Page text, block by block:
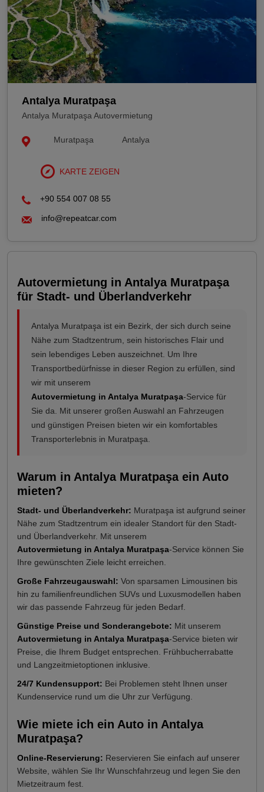
Autovermietung in Antalya Muratpaşa
für Stadt- und Überlandverkehr
Antalya Muratpaşa ist ein Bezirk, der sich durch seine
Nähe zum Stadtzentrum, sein historisches Flair und
sein lebendiges Leben auszeichnet. Um Ihre
Transportbedürfnisse in dieser Region zu erfüllen, sind
wir mit unserem
Autovermietung in Antalya Muratpaşa-Service für
Sie da. Mit unserer großen Auswahl an Fahrzeugen
und günstigen Preisen bieten wir ein komfortables
Transporterlebnis in Muratpaşa.
Warum in Antalya Muratpaşa ein Auto
mieten?
Stadt- und Überlandverkehr: Muratpaşa ist aufgrund seiner
Nähe zum Stadtzentrum ein idealer Standort für den Stadt-
und Überlandverkehr. Mit unserem
Autovermietung in Antalya Muratpaşa-Service können Sie
Ihre gewünschten Ziele leicht erreichen.
Große Fahrzeugauswahl: Von sparsamen Limousinen bis
hin zu familienfreundlichen SUVs und Luxusmodellen haben
wir das passende Fahrzeug für jeden Bedarf.
Günstige Preise und Sonderangebote: Mit unserem
Autovermietung in Antalya Muratpaşa-Service bieten wir
Preise, die Ihrem Budget entsprechen. Frühbucherrabatte
und Langzeitmietoptionen inklusive.
24/7 Kundensupport: Bei Problemen steht Ihnen unser
Kundenservice rund um die Uhr zur Verfügung.
Wie miete ich ein Auto in Antalya
Muratpaşa?
Online-Reservierung: Reservieren Sie einfach auf unserer
Website, wählen Sie Ihr Wunschfahrzeug und legen Sie den
Mietzeitraum fest.
Antalya Muratpaşa
Antalya Muratpaşa Autovermietung
Muratpaşa Antalya
KARTE ZEIGEN
+90 554 007 08 55
info@repeatcar.com